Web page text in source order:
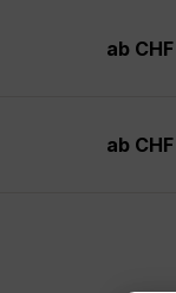
ab CHF
ab CHF